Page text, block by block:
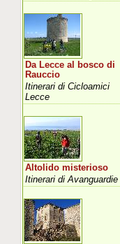
Da Lecce al bosco di
Rauccio
Itinerari di Cicloamici
Lecce
Altolido misterioso
Itinerari di Avanguardie